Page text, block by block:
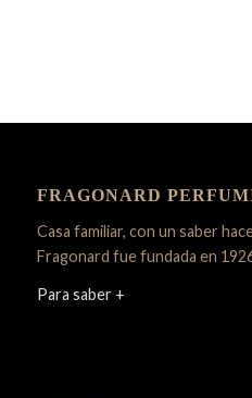
FRAGONARD
Casa familiar, con un saber
Fragonard fue fundada en
Para saber +